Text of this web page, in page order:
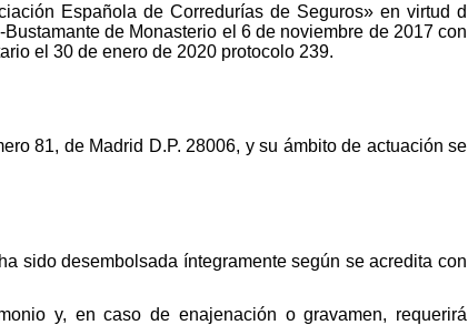
Española de Corredurías de Seguros» en virtud d
de Monasterio el 6 de noviembre de 2017 con
el 30 de enero de 2020 protocolo 239.
81, de Madrid D.P. 28006, y su ámbito de actuación se
sido desembolsada íntegramente según se acredita con
y, en caso de enajenación o gravamen, requerirá